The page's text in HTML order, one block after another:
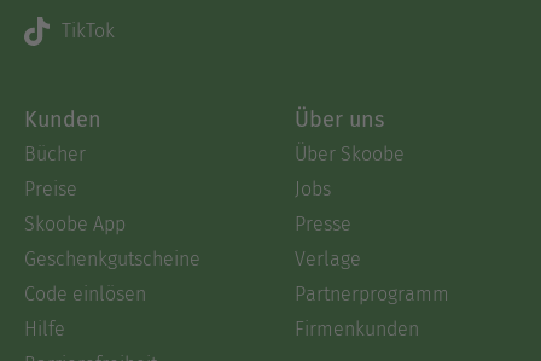
TikTok
Kunden
Bücher
Preise
Skoobe App
Geschenkgutscheine
Code einlösen
Hilfe
Über uns
Über Skoobe
Jobs
Presse
Verlage
Partnerprogramm
Firmenkunden